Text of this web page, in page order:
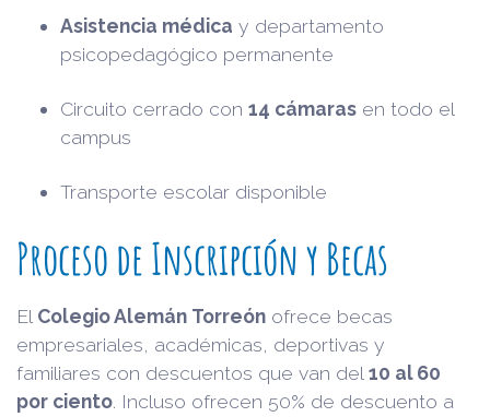
Asistencia médica y departamento
psicopedagógico permanente
Circuito cerrado con 14 cámaras en todo el
campus
Transporte escolar disponible
Proceso de Inscripción y Becas
El Colegio Alemán Torreón ofrece becas
empresariales, académicas, deportivas y
familiares con descuentos que van del 10 al 60
por ciento . Incluso ofrecen 50% de descuento a